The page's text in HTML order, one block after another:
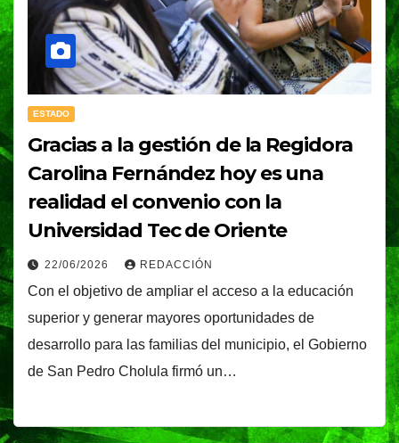
ESTADO
Gracias a la gestión de la Regidora
Carolina Fernández hoy es una
realidad el convenio con la
Universidad Tec de Oriente
22/06/2026 REDACCIÓN
Con el objetivo de ampliar el acceso a la educación
superior y generar mayores oportunidades de
desarrollo para las familias del municipio, el Gobierno
de San Pedro Cholula firmó un…